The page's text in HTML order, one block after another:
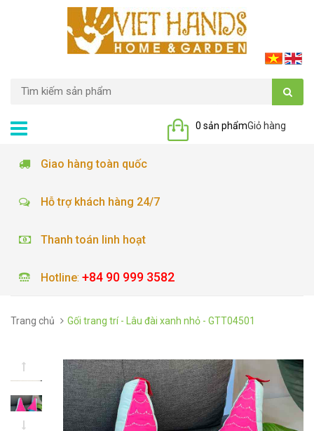
Giỏ hàng
0 sản phẩm
Giao hàng toàn quốc
Hỗ trợ khách hàng 24/7
Thanh toán linh hoạt
Hotline: +84 90 999 3582
Trang chủ Gối trang trí - Lâu đài xanh nhỏ - GTT04501